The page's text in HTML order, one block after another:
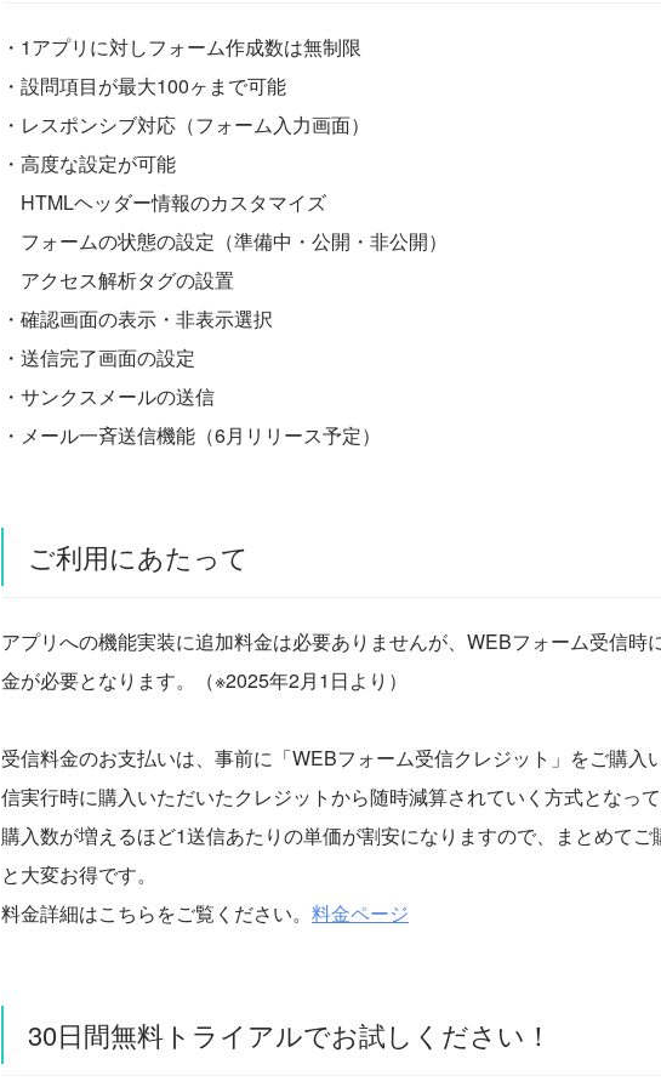
・1アプリに対しフォーム作成数は無制限
・設問項目が最大100ヶまで可能
・レスポンシブ対応（フォーム入力画面）
・高度な設定が可能
HTMLヘッダー情報のカスタマイズ
フォームの状態の設定（準備中・公開・非公開）
アクセス解析タグの設置
・確認画面の表示・非表示選択
・送信完了画面の設定
・サンクスメールの送信
・メール一斉送信機能（6月リリース予定）
ご利用にあたって
アプリへの機能実装に追加料金は必要ありませんが、WEBフォーム受信時
金が必要となります。（※2025年2月1日より）
受信料金のお支払いは、事前に「WEBフォーム受信クレジット」をご購入
信実行時に購入いただいたクレジットから随時減算されていく方式となっ
購入数が増えるほど1送信あたりの単価が割安になりますので、まとめてご
と大変お得です。
料金詳細はこちらをご覧ください。 料金ページ
30日間無料トライアルでお試しください！